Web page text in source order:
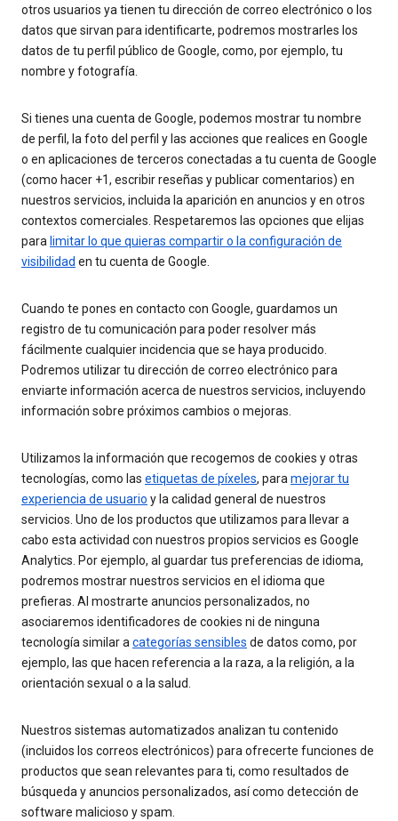
otros usuarios ya tienen tu dirección de correo electrónico o los
datos que sirvan para identificarte, podremos mostrarles los
datos de tu perfil público de Google, como, por ejemplo, tu
nombre y fotografía.
Si tienes una cuenta de Google, podemos mostrar tu nombre
de perfil, la foto del perfil y las acciones que realices en Google
o en aplicaciones de terceros conectadas a tu cuenta de Google
(como hacer +1, escribir reseñas y publicar comentarios) en
nuestros servicios, incluida la aparición en anuncios y en otros
contextos comerciales. Respetaremos las opciones que elijas
para limitar lo que quieras compartir o la configuración de
visibilidad en tu cuenta de Google.
Cuando te pones en contacto con Google, guardamos un
registro de tu comunicación para poder resolver más
fácilmente cualquier incidencia que se haya producido.
Podremos utilizar tu dirección de correo electrónico para
enviarte información acerca de nuestros servicios, incluyendo
información sobre próximos cambios o mejoras.
Utilizamos la información que recogemos de cookies y otras
tecnologías, como las etiquetas de píxeles, paramejorar tu
experiencia de usuario y la calidad general de nuestros
servicios. Uno de los productos que utilizamos para llevar a
cabo esta actividad con nuestros propios servicios es Google
Analytics. Por ejemplo, al guardar tus preferencias de idioma,
podremos mostrar nuestros servicios en el idioma que
prefieras. Al mostrarte anuncios personalizados, no
asociaremos identificadores de cookies ni de ninguna
tecnología similar acategorías sensibles de datos como, por
ejemplo, las que hacen referencia a la raza, a la religión, a la
orientación sexual o a la salud.
Nuestros sistemas automatizados analizan tu contenido
(incluidos los correos electrónicos) para ofrecerte funciones de
productos que sean relevantes para ti, como resultados de
búsqueda y anuncios personalizados, así como detección de
software malicioso y spam.